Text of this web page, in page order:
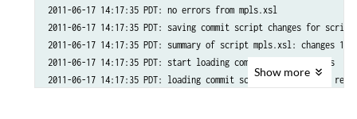
2011-06-17 14:17:35 PDT: no errors from mpls.xsl
2011-06-17 14:17:35 PDT: saving commit script changes for
2011-06-17 14:17:35 PDT: summary of script mpls.xsl: changes
2011-06-17 14:17:35 PDT: start loading commit script changes
2011-06-17 14:17:35 PDT: loading commit script changes into real
Show more